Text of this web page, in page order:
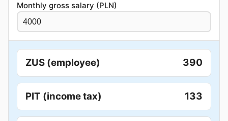
Monthly gross salary (PLN)
ZUS (employee) 390
PIT (income tax) 133